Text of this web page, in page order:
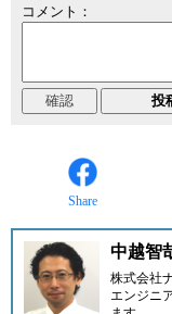
コメント：
Share
中越智
株式会社
エンジニ